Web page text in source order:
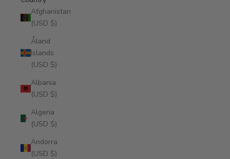
Afghanistan
(USD $)
Åland
Islands
(USD $)
Albania
(USD $)
Algeria
(USD $)
Andorra
(USD $)